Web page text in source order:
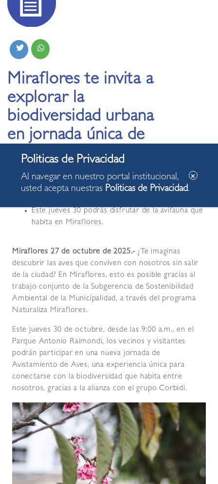
Miraflores te invita a
explorar la
biodiversidad urbana
en jornada única de
avistamiento de aves
27.10.2025
Este jueves 30 podrás disfrutar de la avifauna que
habita en Miraflores.
Miraflores 27 de octubre de 2025.- ¿Te imaginas
descubrir las aves que conviven con nosotros sin salir
de la ciudad? En Miraflores, esto es posible gracias al
trabajo conjunto de la Subgerencia de Sostenibilidad
Ambiental de la Municipalidad, a través del programa
Naturaliza Miraflores.
Este jueves 30 de octubre, desde las 9:00 a.m., en el
Parque Antonio Raimondi, los vecinos y visitantes
podrán participar en una nueva jornada de
Avistamiento de Aves, una experiencia única para
conectarse con la biodiversidad que habita entre
nosotros, gracias a la alianza con el grupo Corbidi.
Al navegar en nuestro portal institucional,
usted acepta nuestras Politicas de Privacidad.